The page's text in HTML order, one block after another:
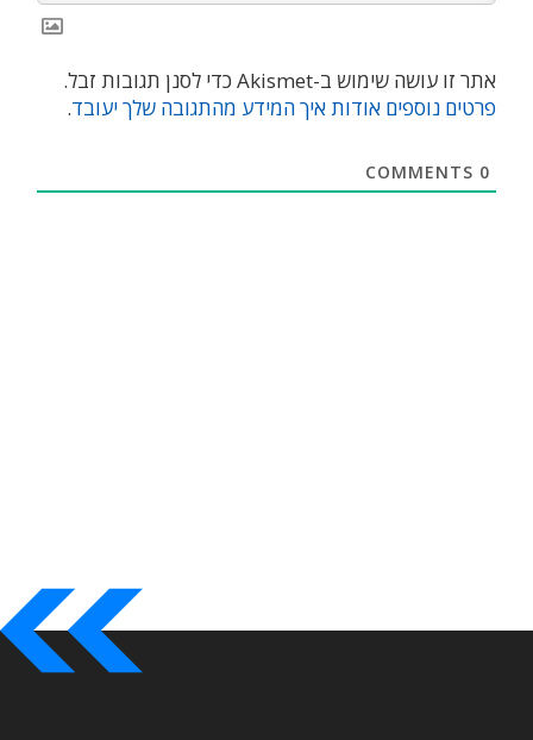
אתר זו עושה שימוש ב-Akismet כדי לסנן תגובות זבל.
פרטים נוספים אודות איך המידע מהתגובה שלך יעובד.
0